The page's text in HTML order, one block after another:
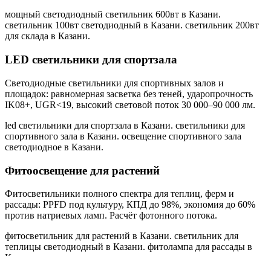
мощный светодиодный светильник 600вт в Казани.
светильник 100вт светодиодный в Казани. светильник 200вт
для склада в Казани.
LED светильники для спортзала
Светодиодные светильники для спортивных залов и
площадок: равномерная засветка без теней, ударопрочность
IK08+, UGR<19, высокий световой поток 30 000–90 000 лм.
led светильники для спортзала в Казани. светильники для
спортивного зала в Казани. освещение спортивного зала
светодиодное в Казани.
Фитоосвещение для растений
Фитосветильники полного спектра для теплиц, ферм и
рассады: PPFD под культуру, КПД до 98%, экономия до 60%
против натриевых ламп. Расчёт фотонного потока.
фитосветильник для растений в Казани. светильник для
теплицы светодиодный в Казани. фитолампа для рассады в